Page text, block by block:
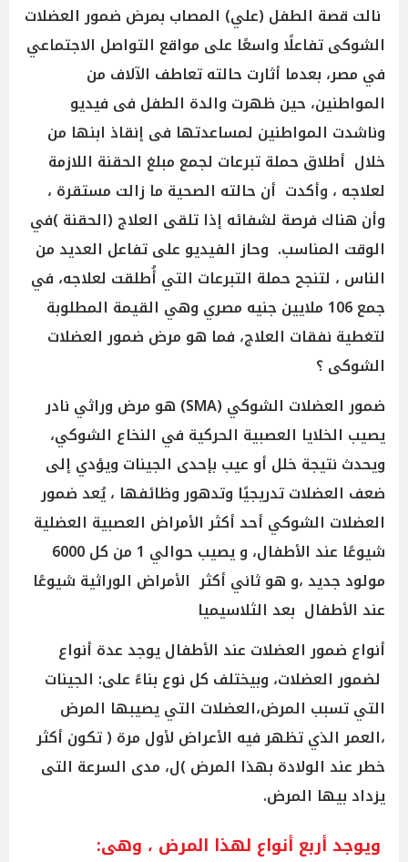
نالت قصة الطفل (علي) المصاب بمرض ضمور العضلات
الشوكى تفاعلًا واسعًا على مواقع التواصل الاجتماعي
في مصر، بعدما أثارت حالته تعاطف الآلاف من
المواطنين، حين ظهرت والدة الطفل فى فيديو
وناشدت المواطنين لمساعدتها فى إنقاذ ابنها من
خلال أطلاق حملة تبرعات لجمع مبلغ الحقنة اللازمة
لعلاجه ، وأكدت أن حالته الصحية ما زالت مستقرة ،
وأن هناك فرصة لشفائه إذا تلقى العلاج (الحقنة )في
الوقت المناسب. وحاز الفيديو على تفاعل العديد من
الناس ، لتنجح حملة التبرعات التي أُطلقت لعلاجه، في
جمع 106 ملايين جنيه مصري وهي القيمة المطلوبة
لتغطية نفقات العلاج، فما هو مرض ضمور العضلات
الشوكى ؟
ضمور العضلات الشوكي (SMA) هو مرض وراثي نادر
يصيب الخلايا العصبية الحركية في النخاع الشوكي،
ويحدث نتيجة خلل أو عيب بإحدى الجينات ويؤدي إلى
ضعف العضلات تدريجيًا وتدهور وظائفها ، يُعد ضمور
العضلات الشوكي أحد أكثر الأمراض العصبية العضلية
شيوعًا عند الأطفال، و يصيب حوالي 1 من كل 6000
مولود جديد ،و هو ثاني أكثر الأمراض الوراثية شيوعًا
عند الأطفال بعد الثلاسيميا
أنواع ضمور العضلات عند الأطفال يوجد عدة أنواع
لضمور العضلات، وبيختلف كل نوع بناءً على: الجينات
التي تسبب المرض،العضلات التي يصيبها المرض
،العمر الذي تظهر فيه الأعراض لأول مرة ( تكون أكثر
خطر عند الولادة بهذا المرض )ل، مدى السرعة التى
يزداد بيها المرض.
ويوجد أربع أنواع لهذا المرض ، وهى: